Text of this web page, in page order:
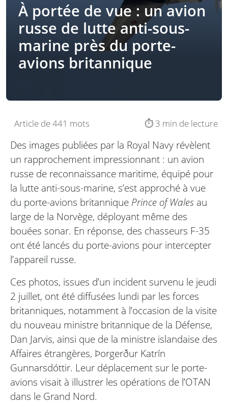
À portée de vue : un avion
russe de lutte anti-sous-
marine près du porte-
avions britannique
Article de 441 mots ⏱️ 3 min de lecture
Des images publiées par la Royal Navy révèlent
un rapprochement impressionnant : un avion
russe de reconnaissance maritime, équipé pour
la lutte anti-sous-marine, s’est approché à vue
du porte-avions britannique Prince of Wales au
large de la Norvège, déployant même des
bouées sonar. En réponse, des chasseurs F-35
ont été lancés du porte-avions pour intercepter
l’appareil russe.
Ces photos, issues d’un incident survenu le jeudi
2 juillet, ont été diffusées lundi par les forces
britanniques, notamment à l’occasion de la visite
du nouveau ministre britannique de la Défense,
Dan Jarvis, ainsi que de la ministre islandaise des
Affaires étrangères, Þorgerður Katrín
Gunnarsdóttir. Leur déplacement sur le porte-
avions visait à illustrer les opérations de l’OTAN
dans le Grand Nord.